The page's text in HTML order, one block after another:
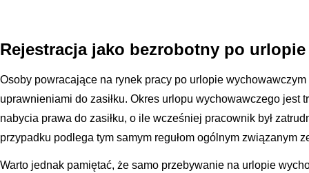
Rejestracja jako bezrobotny po
Osoby powracające na rynek pracy po urlopie
uprawnieniami do zasiłku. Okres urlopu wychowawczego jest
nabycia prawa do zasiłku, o ile wcześniej pracownik był
przypadku podlega tym samym regułom ogólnym związanym
Warto jednak pamiętać, że samo przebywanie na urlopie